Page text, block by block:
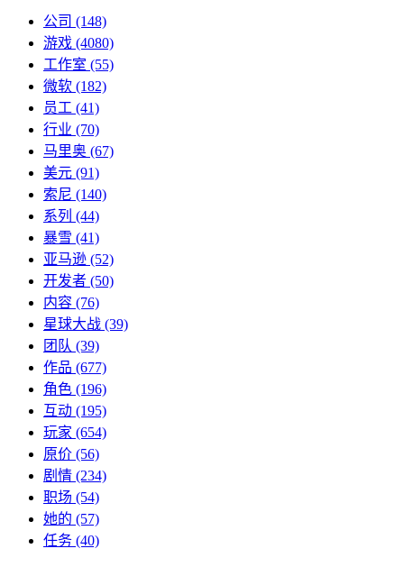
公司 (148)
游戏 (4080)
工作室 (55)
微软 (182)
员工 (41)
行业 (70)
马里奥 (67)
美元 (91)
索尼 (140)
系列 (44)
暴雪 (41)
亚马逊 (52)
开发者 (50)
内容 (76)
星球大战 (39)
团队 (39)
作品 (677)
角色 (196)
互动 (195)
玩家 (654)
原价 (56)
剧情 (234)
职场 (54)
她的 (57)
任务 (40)